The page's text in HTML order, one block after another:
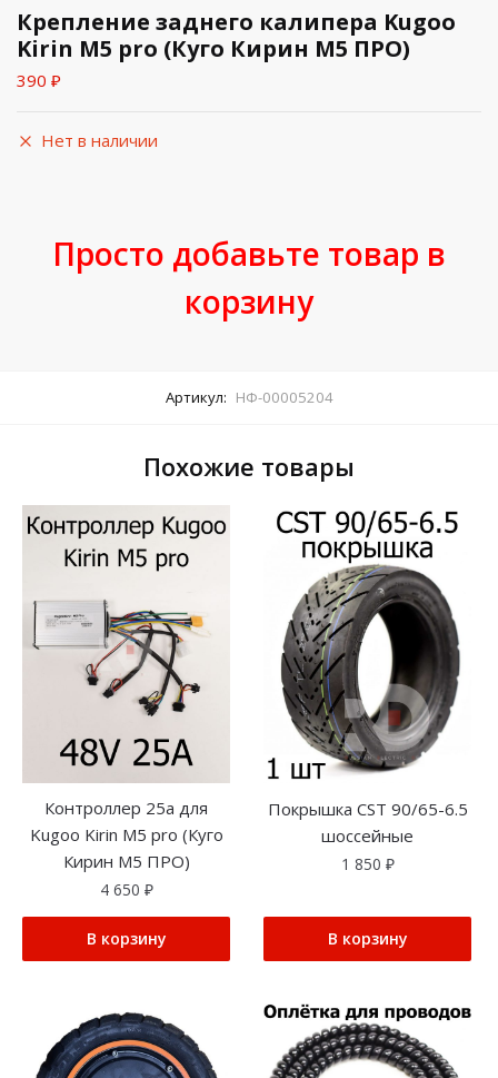
Крепление заднего калипера Kugoo
Kirin M5 pro (Куго Кирин М5 ПРО)
390 ₽
Нет в наличии
Просто добавьте товар в
корзину
Артикул: НФ-00005204
Похожие товары
Контроллер 25a для
Kugoo Kirin M5 pro (Куго
Кирин М5 ПРО)
4 650 ₽
В корзину
Покрышка CST 90/65-6.5
шоссейные
1 850 ₽
В корзину